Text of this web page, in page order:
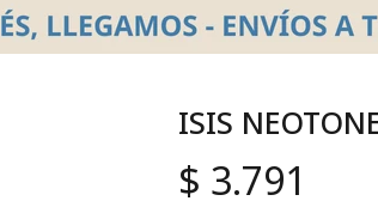
ISIS
$ 3.791